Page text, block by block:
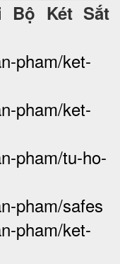
Bộ Két Sắt
pham/ket-
pham/ket-
pham/tu-ho-
pham/safes
pham/ket-